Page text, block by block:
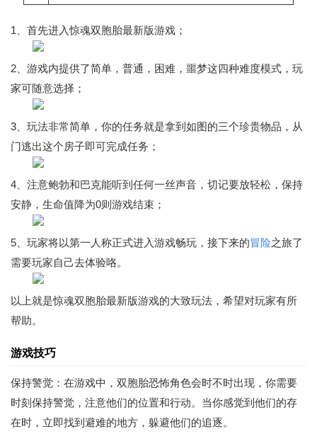
1、首先进入惊魂双胞胎最新版游戏；
2、游戏内提供了简单，普通，困难，噩梦这四种难度模式，玩
家可随意选择；
3、玩法非常简单，你的任务就是拿到如图的三个珍贵物品，从
门逃出这个房子即可完成任务；
4、注意鲍勃和巴克能听到任何一丝声音，切记要放轻松，保持
安静，生命值降为0则游戏结束；
5、玩家将以第一人称正式进入游戏畅玩，接下来的冒险之旅了
需要玩家自己去体验咯。
以上就是惊魂双胞胎最新版游戏的大致玩法，希望对玩家有所
帮助。
游戏技巧
保持警觉：在游戏中，双胞胎恐怖角色会时不时出现，你需要
时刻保持警觉，注意他们的位置和行动。当你感觉到他们的存
在时，立即找到避难的地方，躲避他们的追逐。